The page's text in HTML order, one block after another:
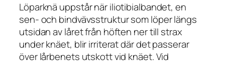
Löparknä uppstår när iliotibialbandet, en
sen- och bindvävsstruktur som löper längs
utsidan av låret från höften ner till strax
under knäet, blir irriterat där det passerar
över lårbenets utskott vid knäet. Vid